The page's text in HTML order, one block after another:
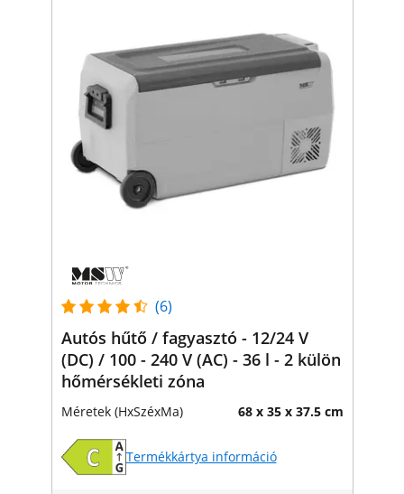
(6)
Autós hűtő / fagyasztó - 12/24 V
(DC) / 100 - 240 V (AC) - 36 l - 2 külön
hőmérsékleti zóna
Méretek (HxSzéxMa) 68 x 35 x 37.5 cm
Termékkártya információ